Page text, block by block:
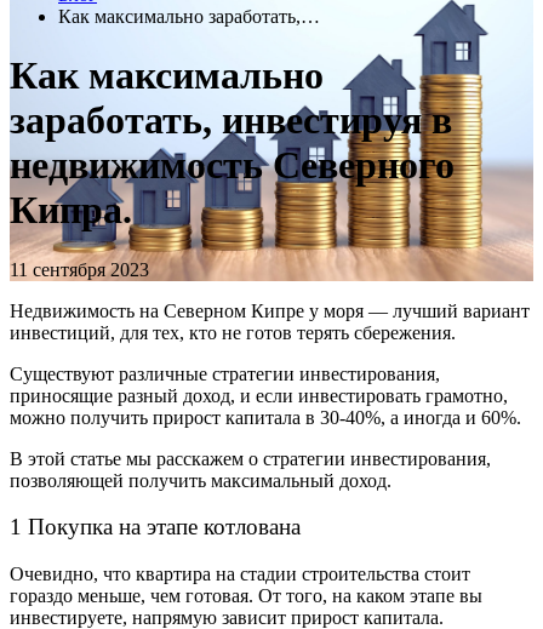
Как максимально заработать,…
Как максимально
заработать, инвестируя в
недвижимость Северного
Кипра.
11 сентября 2023
Недвижимость на Северном Кипре у моря — лучший вариант
инвестиций, для тех, кто не готов терять сбережения.
Существуют различные стратегии инвестирования,
приносящие разный доход, и если инвестировать грамотно,
можно получить прирост капитала в 30-40%, а иногда и 60%.
В этой статье мы расскажем о стратегии инвестирования,
позволяющей получить максимальный доход.
1 Покупка на этапе котлована
Очевидно, что квартира на стадии строительства стоит
гораздо меньше, чем готовая. От того, на каком этапе вы
инвестируете, напрямую зависит прирост капитала.